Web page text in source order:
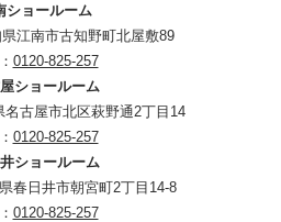
ショールーム
江南市古知野町北屋敷89
0120-825-257
ショールーム
名古屋市北区萩野通2丁目14
0120-825-257
ショールーム
春日井市朝宮町2丁目14-8
0120-825-257